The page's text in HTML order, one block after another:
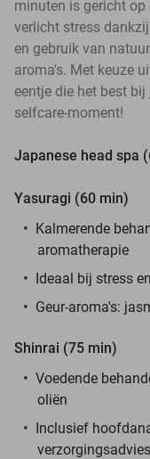
minuten is gericht op
verlicht stress
en gebruik van
aroma's. Met keuze
eentje die het best
selfcare-moment!
Japanese head spa
Yasuragi (60 min)
Kalmerende
aromatherapie
Ideaal bij stress
Geur-aroma's:
Shinrai (75 min)
Voedende
oliën
Inclusief
verzorgingsadvies